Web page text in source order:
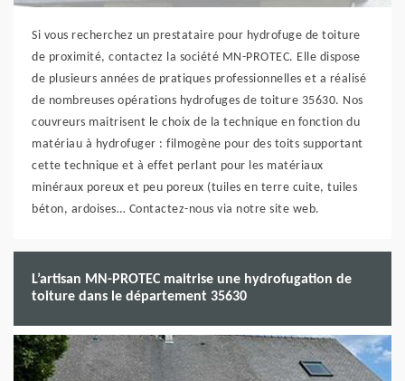
Si vous recherchez un prestataire pour hydrofuge de toiture
de proximité, contactez la société MN-PROTEC. Elle dispose
de plusieurs années de pratiques professionnelles et a réalisé
de nombreuses opérations hydrofuges de toiture 35630. Nos
couvreurs maitrisent le choix de la technique en fonction du
matériau à hydrofuger : filmogène pour des toits supportant
cette technique et à effet perlant pour les matériaux
minéraux poreux et peu poreux (tuiles en terre cuite, tuiles
béton, ardoises… Contactez-nous via notre site web.
L’artisan MN-PROTEC maitrise une hydrofugation de
toiture dans le département 35630